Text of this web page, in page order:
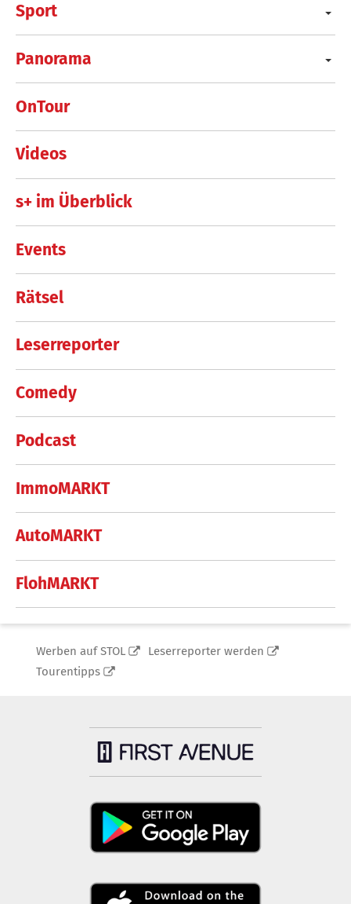
Sport
Panorama
OnTour
Videos
s+ im Überblick
Events
Rätsel
Leserreporter
Comedy
Podcast
ImmoMARKT
AutoMARKT
FlohMARKT
Werben auf STOL
Leserreporter werden
Tourentipps